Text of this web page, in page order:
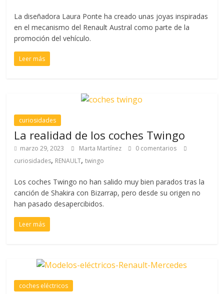
La diseñadora Laura Ponte ha creado unas joyas inspiradas
en el mecanismo del Renault Austral como parte de la
promoción del vehículo.
Leer más
curiosidades
La realidad de los coches Twingo
marzo 29, 2023 Marta Martínez
0 comentarios
curiosidades, RENAULT,twingo
Los coches Twingo no han salido muy bien parados tras la
canción de Shakira con Bizarrap, pero desde su origen no
han pasado desapercibidos.
Leer más
coches eléctricos